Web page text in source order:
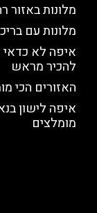
מלונות באזור
מלונות עם
איפה לא כדאי
להכיר מראש
האזורים הכי
איפה לישון
מומלצים